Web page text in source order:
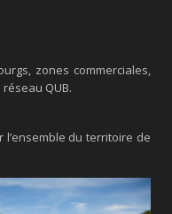
zones commerciales,
QUB.
l’ensemble du territoire de